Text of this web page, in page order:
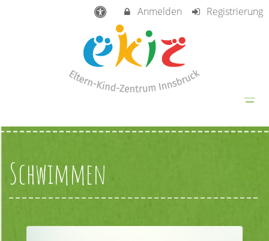
Anmelden Registrierung
Schwimmen